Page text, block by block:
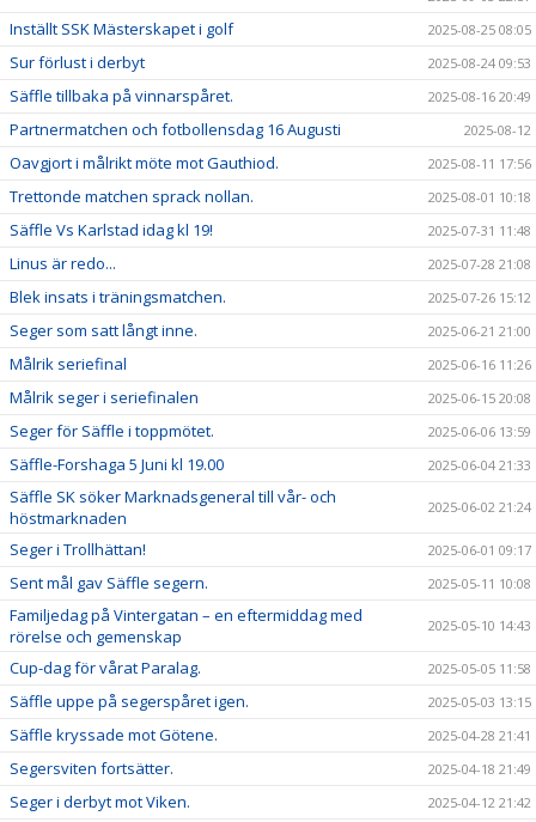
Inställt SSK Mästerskapet i golf 2025-08-25 08:05
Sur förlust i derbyt 2025-08-24 09:53
Säffle tillbaka på vinnarspåret. 2025-08-16 20:49
Partnermatchen och fotbollensdag 16 Augusti 2025-08-12
Oavgjort i målrikt möte mot Gauthiod. 2025-08-11 17:56
Trettonde matchen sprack nollan. 2025-08-01 10:18
Säffle Vs Karlstad idag kl 19! 2025-07-31 11:48
Linus är redo... 2025-07-28 21:08
Blek insats i träningsmatchen. 2025-07-26 15:12
Seger som satt långt inne. 2025-06-21 21:00
Målrik seriefinal 2025-06-16 11:26
Målrik seger i seriefinalen 2025-06-15 20:08
Seger för Säffle i toppmötet. 2025-06-06 13:59
Säffle-Forshaga 5 Juni kl 19.00 2025-06-04 21:33
Säffle SK söker Marknadsgeneral till vår- och
höstmarknaden
2025-06-02 21:24
Seger i Trollhättan! 2025-06-01 09:17
Sent mål gav Säffle segern. 2025-05-11 10:08
Familjedag på Vintergatan – en eftermiddag med
rörelse och gemenskap
2025-05-10 14:43
Cup-dag för vårat Paralag. 2025-05-05 11:58
Säffle uppe på segerspåret igen. 2025-05-03 13:15
Säffle kryssade mot Götene. 2025-04-28 21:41
Segersviten fortsätter. 2025-04-18 21:49
Seger i derbyt mot Viken. 2025-04-12 21:42